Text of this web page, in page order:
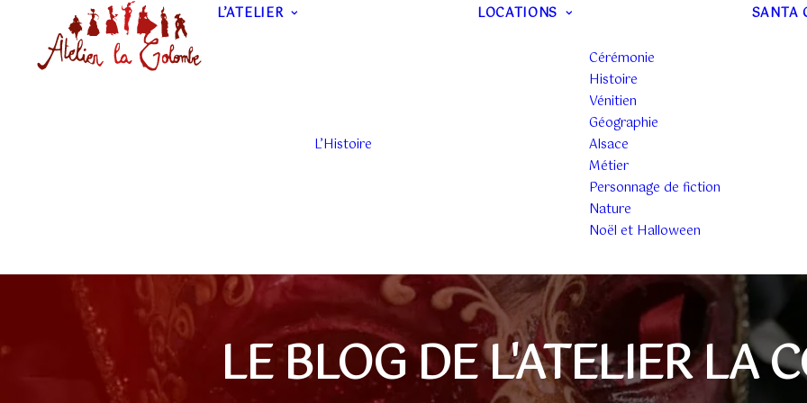
L’ATELIER
L’Histoire
LOCATIONS
Cérémonie
Histoire
Vénitien
Géographie
Alsace
Métier
Personnage de fiction
Nature
Noël et Halloween
SANTA
LE BLOG DE L'ATELIER LA